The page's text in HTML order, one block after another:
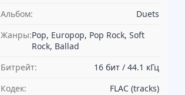
Альбом:
Duets
Жанры:Pop, Europop, Pop Rock, Soft
Rock, Ballad
Битрейт:
16 бит / 44.1 кГц
Кодек:
FLAC (tracks)